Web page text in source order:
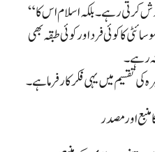
“دولت چند اغنیاء کے ہاتھوں میں گردش کرتی رہے۔ بلکہ اسلام اس کا
کا کوئی فرد اور کوئی طبقہ بھی
میں یہی فکر کار فرما ہے۔